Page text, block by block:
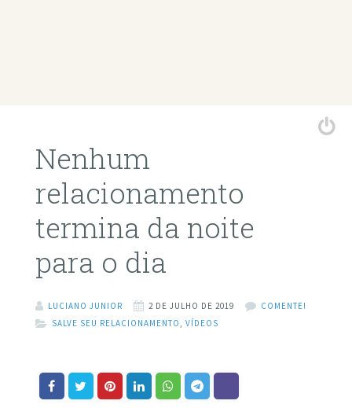
Nenhum
relacionamento
termina da noite
para o dia
LUCIANO JUNIOR 2 DE JULHO DE 2019
COMENTE!
SALVE SEU RELACIONAMENTO
VÍDEOS